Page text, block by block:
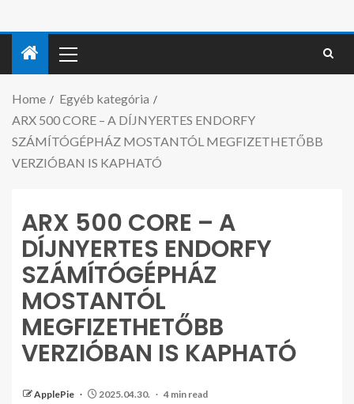
Home
Egyéb kategória
ARX 500 CORE – A DÍJNYERTES ENDORFY
SZÁMÍTÓGÉPHÁZ MOSTANTÓL MEGFIZETHETŐBB
VERZIÓBAN IS KAPHATÓ
ARX 500 CORE – A
DÍJNYERTES ENDORFY
SZÁMÍTÓGÉPHÁZ
MOSTANTÓL
MEGFIZETHETŐBB
VERZIÓBAN IS KAPHATÓ
ApplePie 2025.04.30. 4 min read